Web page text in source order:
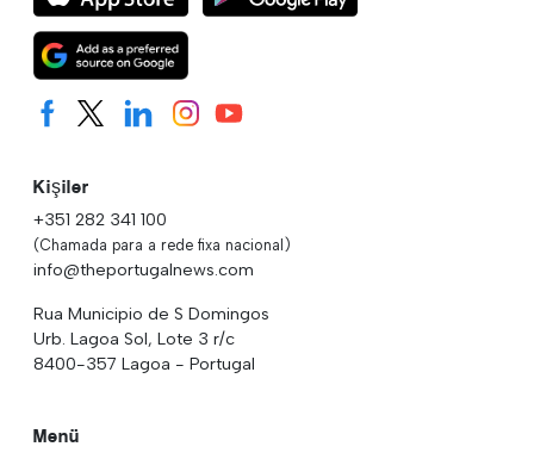
Kişiler
+351 282 341 100
(Chamada para a rede fixa nacional)
info@theportugalnews.com
Rua Municipio de S Domingos
Urb. Lagoa Sol, Lote 3 r/c
8400-357 Lagoa - Portugal
Menü